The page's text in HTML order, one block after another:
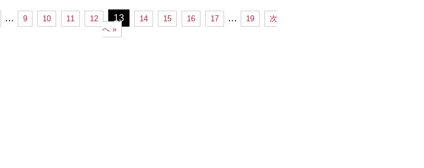
… 9 10 11 12 13 14 15 16 17 … 19
次
へ »